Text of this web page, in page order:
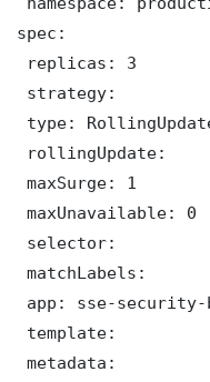
spec:
replicas: 3
strategy:
type:
rollingUpdate:
maxSurge: 1
maxUnavailable: 0
selector:
matchLabels:
app: sse-security-
template:
metadata: